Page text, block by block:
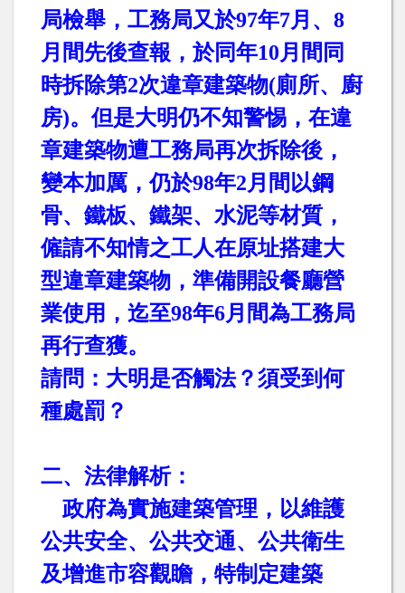
局檢舉，工務局又於97年7月、 8
月間先後查報，於同年10月間同
時拆除第2次違章建築物(廁所、廚
房)。但是大明仍不知警惕，在違
章建築物遭工務局再次拆除後，
變本加厲，仍於98年2月間以鋼
骨、鐵板、鐵架、水泥等材質，
僱請不知情之工人在原址搭建大
型違章建築物，準備開設餐廳營
業使用，迄至98年6月間為工務局
再行查獲。
請問：大明是否觸法？須受到何
種處罰？
二、法律解析：
政府為實施建築管理，以維護
公共安全、公共交通、公共衛生
及增進市容觀瞻，特制定建築